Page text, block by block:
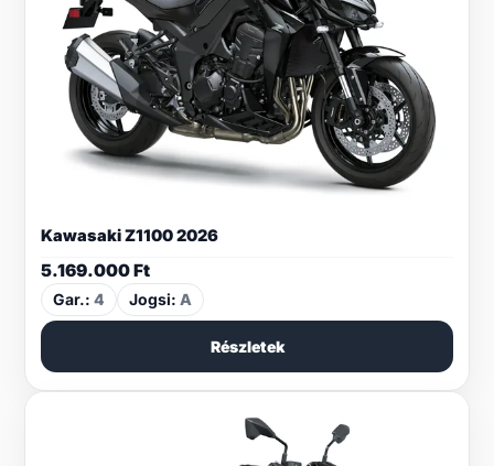
Kawasaki Z1100 2026
5.169.000Ft
Gar.: 4 Jogsi: A
Részletek